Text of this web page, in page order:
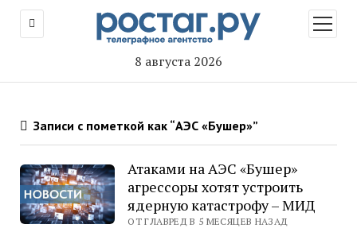
8 августа 2026
меню
Записи с пометкой как “АЭС «Бушер»”
Атаками на АЭС «Бушер»
агрессоры хотят устроить
ядерную катастрофу – МИД
ОТ ГЛАВРЕД В 5 МЕСЯЦЕВ НАЗАД